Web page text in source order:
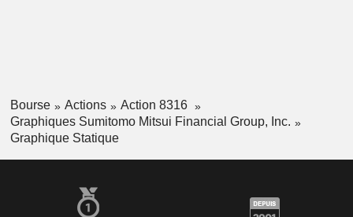
Bourse Actions
Action 8316
Graphiques Sumitomo Mitsui Financial Group, Inc.
Graphique Statique